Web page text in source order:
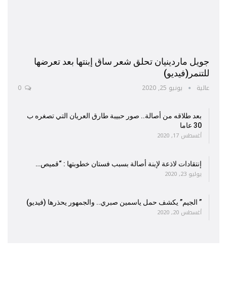
جويل ماردينيان تحلق شعر ساق إبنتها بعد تعرضها
للتنمر(فيديو)
عالية يونيو 25, 2020
بعد طلاقه من أصالة.. صور حبيبة طارق العريان التي تصغره ب
30 عاما
أغسطس 17, 2020
إنتقادات لاذعة لإبنة أصالة بسبب فستان خطوبتها : “قميص…
يوليو 23, 2020
” الجيم” يكشف حمل ياسمين صبري.. والجمهور يحذرها (فيديو)
أغسطس 20, 2020